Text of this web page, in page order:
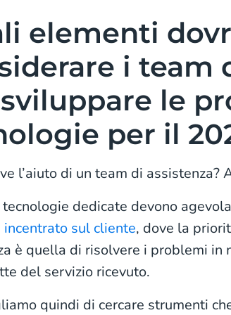
elementi
i team
le
per il
l’aiuto di un team di assistenza?
dedicate devono
incentrato sul cliente, dove la
è quella di risolvere i problemi in
del servizio ricevuto.
quindi di cercare strumenti